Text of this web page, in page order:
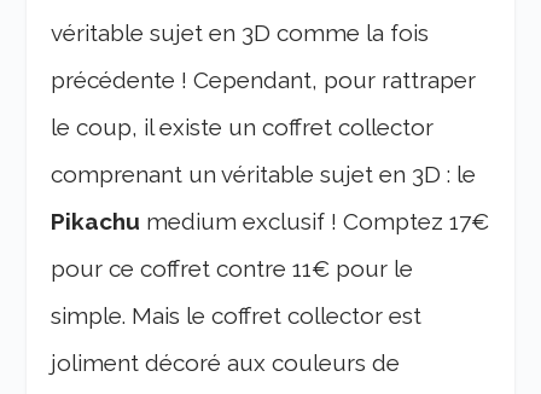
véritable sujet en 3D comme la fois
précédente ! Cependant, pour rattraper
le coup, il existe un coffret collector
comprenant un véritable sujet en 3D : le
Pikachu medium exclusif ! Comptez 17€
pour ce coffret contre 11€ pour le
simple. Mais le coffret collector est
joliment décoré aux couleurs de